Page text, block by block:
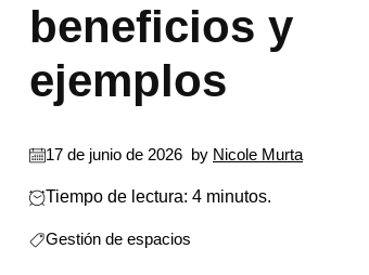
beneficios y
ejemplos
17 de junio de 2026 by Nicole Murta
Tiempo de lectura: 4 minutos.
Gestión de espacios